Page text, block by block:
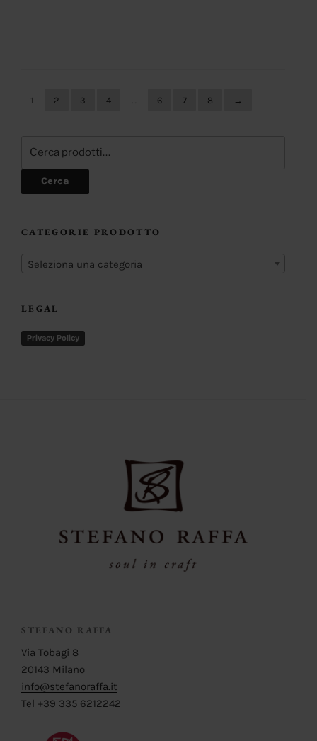
possono
nella
del
1 2 3 4 6 7 8 →
Cerca
CATEGORIE PRODOTTO
Seleziona una categoria
LEGAL
Privacy Policy
STEFANO RAFFA
Via Tobagi 8
20143 Milano
info@stefanoraffa.it
Tel +39 335 6212242